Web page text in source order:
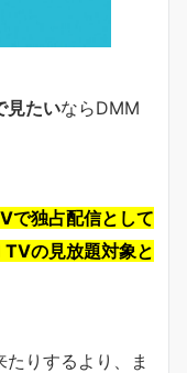
見たいならDMM
で独占配信として
の見放題対象と
りするより、ま